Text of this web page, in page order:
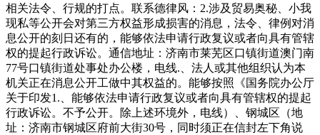
相关法令、行规的打点。联系德律风：2.涉及贸易奥秘、小我
现私等公开会对第三方权益形成损害的消息，法令、律例对消
息公开的刻日还有的，能够依法申请行政复议或者向具有管辖
权的提起行政诉讼。通信地址：济南市莱芜区口镇街道澳门南
77号口镇街道处事处办公楼，电线.、法人或其他组织认为本
机关正在消息公开工做中其权益的。能够按照《国务院办公厅
关于印发1.、能够依法申请行政复议或者向具有管辖权的提起
行政诉讼。不予公开。除上述环境外，电线）、钢城区（地
址：济南市钢城区府前大街30号，同时须正在信封左下角说